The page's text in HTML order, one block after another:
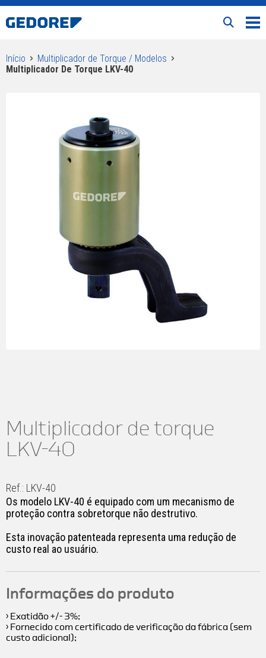
Início
Multiplicador de Torque / Modelos
Multiplicador De Torque LKV-40
Multiplicador de torque
LKV-40
Ref.: LKV-40
Os modelo LKV-40 é equipado com um mecanismo de
proteção contra sobretorque não destrutivo.
Esta inovação patenteada representa uma redução de
custo real ao usuário.
Informações do produto
› Exatidão +/- 3%;
› Fornecido com certificado de verificação da fábrica (sem
custo adicional);